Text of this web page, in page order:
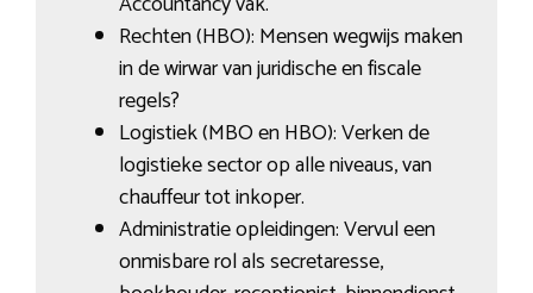
Rechten (HBO): Mensen wegwijs maken
in de wirwar van juridische en fiscale
regels?
Logistiek (MBO en HBO): Verken de
logistieke sector op alle niveaus, van
chauffeur tot inkoper.
Administratie opleidingen: Vervul een
onmisbare rol als secretaresse,